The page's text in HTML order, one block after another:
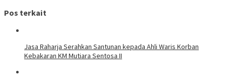
Pos terkait
Jasa Raharja Serahkan Santunan kepada Ahli Waris Korban
Kebakaran KM Mutiara Sentosa II